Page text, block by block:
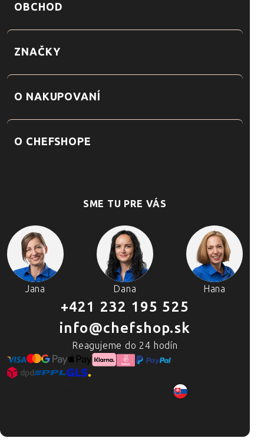
OBCHOD
ZNAČKY
O NAKUPOVANÍ
O CHEFSHOPE
SME TU PRE VÁS
Jana Dana Hana
+421 232 195 525
info@chefshop.sk
Reagujeme do 24 hodín